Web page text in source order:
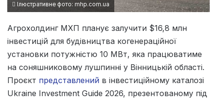
Ілюстративне фото: mhp.com.ua
Агрохолдинг МХП планує залучити $16,8 млн
інвестицій для будівництва когенераційної
установки потужністю 10 МВт, яка працюватиме
на соняшниковому лушпинні у Вінницькій області.
Проєкт представлений в інвестиційному каталозі
Ukraine Investment Guide 2026, презентованому під